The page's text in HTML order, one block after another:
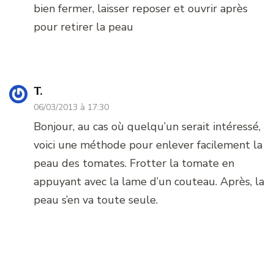
bien fermer, laisser reposer et ouvrir après
pour retirer la peau
T.
06/03/2013 à 17:30
Bonjour, au cas où quelqu’un serait intéressé,
voici une méthode pour enlever facilement la
peau des tomates. Frotter la tomate en
appuyant avec la lame d’un couteau. Après, la
peau s’en va toute seule.